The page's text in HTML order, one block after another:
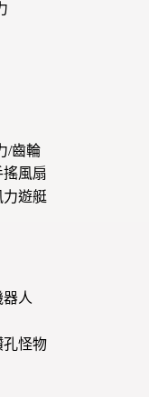
/齒輪
搖風扇
力遊艇
器人
孔怪物